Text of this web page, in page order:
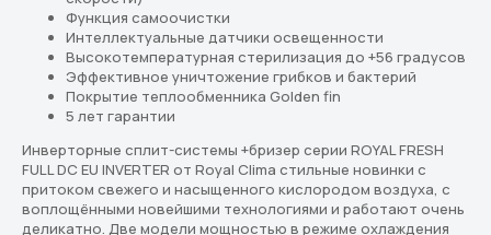
Функция самоочистки
Интеллектуальные датчики освещенности
Высокотемпературная стерилизация до +56 градусов
Эффективное уничтожение грибков и бактерий
Покрытие теплообменника Golden fin
5 лет гарантии
Инверторные сплит-системы +бризер серии ROYAL FRESH
FULL DC EU INVERTER от Royal Clima стильные новинки с
притоком свежего и насыщенного кислородом воздуха, с
воплощёнными новейшими технологиями и работают очень
деликатно. Две модели мощностью в режиме охлаждения
В каталоге — решения для дома, офиса
и бизнеса. Подберём оптимальный
вариант под ваш бюджет и задачи
Перейти в каталог
Подбор кондиционера онлайн